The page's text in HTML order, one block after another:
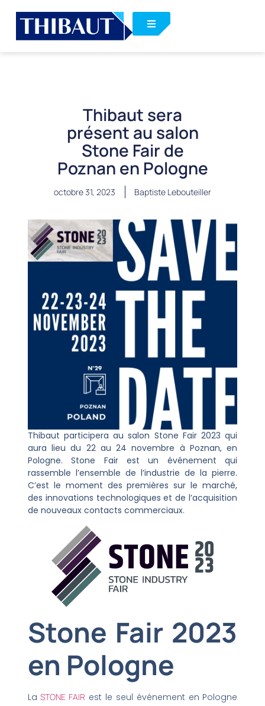
Thibaut sera
présent au salon
Stone Fair de
Poznan en Pologne
octobre 31, 2023 Baptiste Lebouteiller
Thibaut participera au salon Stone Fair 2023 qui
aura lieu du 22 au 24 novembre à Poznan, en
Pologne. Stone Fair est un événement qui
rassemble l’ensemble de l’industrie de la pierre.
C’est le moment des premières sur le marché,
des innovations technologiques et de l’acquisition
de nouveaux contacts commerciaux.
Stone Fair 2023
en Pologne
LaSTONE FAIR est le seul événement en Pologne